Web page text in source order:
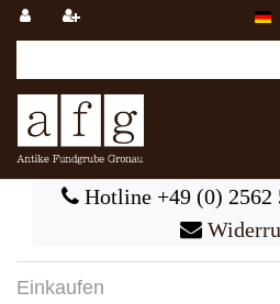
Hotline +49 (0) 2562
Einkaufen